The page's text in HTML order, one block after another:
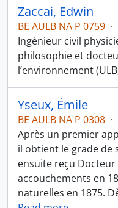
Zaccai, Edwin
BE AULB NA P 0759 ·
Ingénieur civil
philosophie et
l’environnement
Yseux, Émile
BE AULB NA P 0308 ·
Après un premier
il obtient le grade de
ensuite reçu
accouchements en
naturelles en 1875.